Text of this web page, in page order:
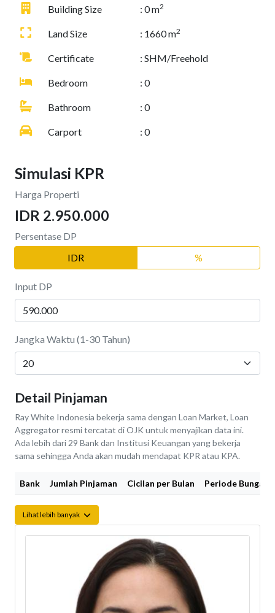
Building Size : 0 m2
Land Size : 1660 m2
Certificate : SHM/Freehold
Bedroom : 0
Bathroom : 0
Carport : 0
Simulasi KPR
Harga Properti
IDR 2.950.000
Persentase DP
IDR
%
Input DP
Jangka Waktu (1-30 Tahun)
Detail Pinjaman
Ray White Indonesia bekerja sama dengan Loan Market, Loan
Aggregator resmi tercatat di OJK untuk menyajikan data ini.
Ada lebih dari 29 Bank dan Institusi Keuangan yang bekerja
sama sehingga Anda akan mudah mendapat KPR atau KPA.
Bank Jumlah Pinjaman Cicilan per Bulan Periode Bunga
Lihat lebih banyak